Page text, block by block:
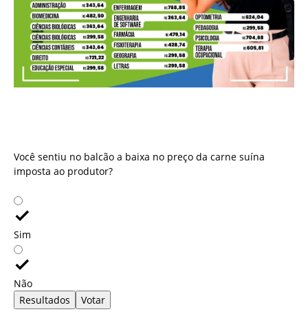
Você sentiu no balcão a baixa no preço da carne suína
imposta ao produtor?
Sim
Não
Resultados
Votar